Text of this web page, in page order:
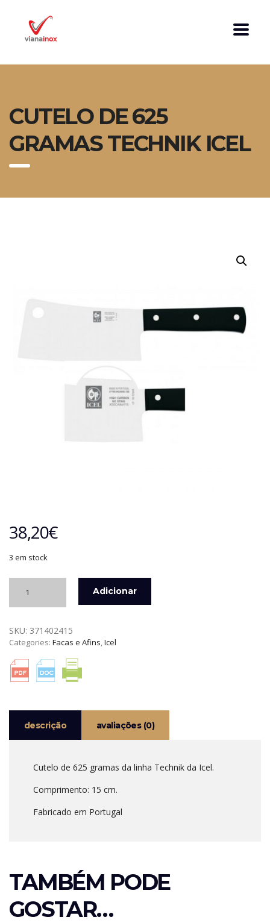
CUTELO DE 625
GRAMAS TECHNIK ICEL
38,20€
3 em stock
CUTELO
625
GRAMAS
ICEL
Adicionar
SKU: 371402415
Categories: Facas e Afins,Icel
descrição avaliações (0)
Cutelo de 625 gramas da linha Technik da Icel.
Comprimento: 15 cm.
Fabricado em Portugal
TAMBÉM PODE
GOSTAR…